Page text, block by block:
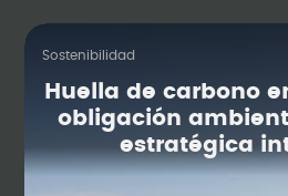
Sostenibilidad
Huella de carbono
obligación
estratégica